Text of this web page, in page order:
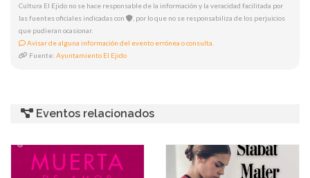
Cultura El Ejido no se hace responsable de la información y la veracidad facilitada por
las fuentes oficiales indicadas con
, por lo que no se responsabiliza de los perjuicios
que pudieran ocasionar.
Avisar de alguna información del evento errónea o consulta.
Fuente: Ayuntamiento El Ejido
Eventos relacionados